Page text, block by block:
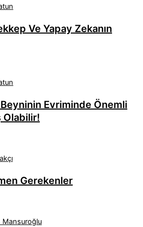
Ve Yapay Zekanın
Evriminde Önemli
Olabilir!
Gerekenler
Mansuroğlu